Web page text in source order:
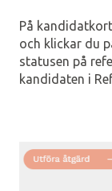
På
och klickar du
statusen på
kandidaten i